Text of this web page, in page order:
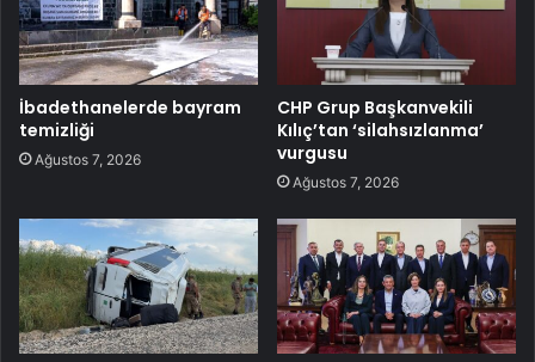
İbadethanelerde bayram
temizliği
Ağustos 7, 2026
CHP Grup Başkanvekili
Kılıç’tan ‘silahsızlanma’
vurgusu
Ağustos 7, 2026